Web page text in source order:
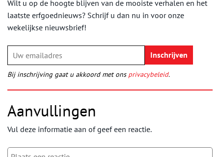
Wilt u op de hoogte blijven van de mooiste verhalen en het
laatste erfgoednieuws? Schrijf u dan nu in voor onze
wekelijkse nieuwsbrief!
Bij inschrijving gaat u akkoord met ons privacybeleid.
Aanvullingen
Vul deze informatie aan of geef een reactie.